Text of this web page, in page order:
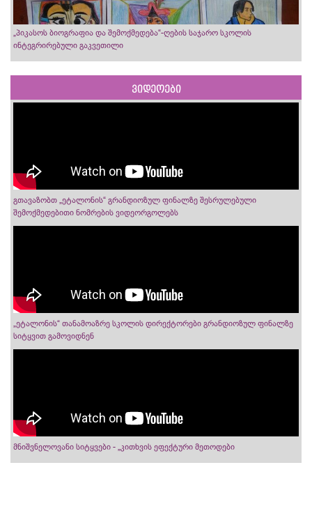
„პიკასოს ბიოგრაფია და შემოქმედება“-ღების საჯარო სკოლის
ინტეგრირებული გაკვეთილი
ვიდეოები
გთავაზობთ „ეტალონის“ გრანდიოზულ ფინალზე შესრულებული
შემოქმედებითი ნომრების ვიდეორგოლებს
„ეტალონის“ თანამოაზრე სკოლის დირექტორები გრანდიოზულ ფინალზე
სიტყვით გამოვიდნენ
მნიშვნელოვანი სიტყვები - „კითხვის ეფექტური მეთოდები